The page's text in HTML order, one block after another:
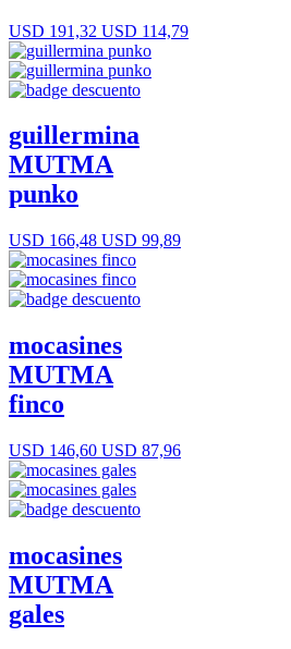
USD 191,32 USD 114,79
guillermina
MUTMA
punko
USD 166,48 USD 99,89
mocasines
MUTMA
finco
USD 146,60 USD 87,96
mocasines
MUTMA
gales